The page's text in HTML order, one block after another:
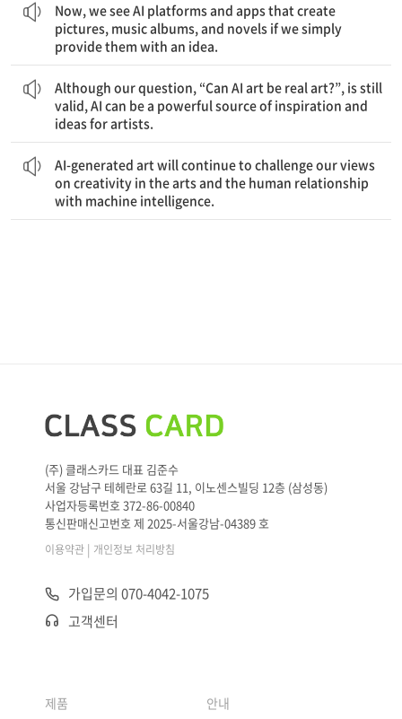
Now, we see AI platforms and apps that create
pictures, music albums, and novels if we simply
provide them with an idea.
Although our question, “Can AI art be real art?”, is still
valid, AI can be a powerful source of inspiration and
ideas for artists.
AI-generated art will continue to challenge our views
on creativity in the arts and the human relationship
with machine intelligence.
(주) 클래스카드 대표 김준수
서울 강남구 테헤란로 63길 11, 이노센스빌딩 12층 (삼성동)
사업자등록번호 372-86-00840
통신판매신고번호 제 2025-서울강남-04389 호
이용약관 | 개인정보 처리방침
가입문의 070-4042-1075
고객센터
제품 안내